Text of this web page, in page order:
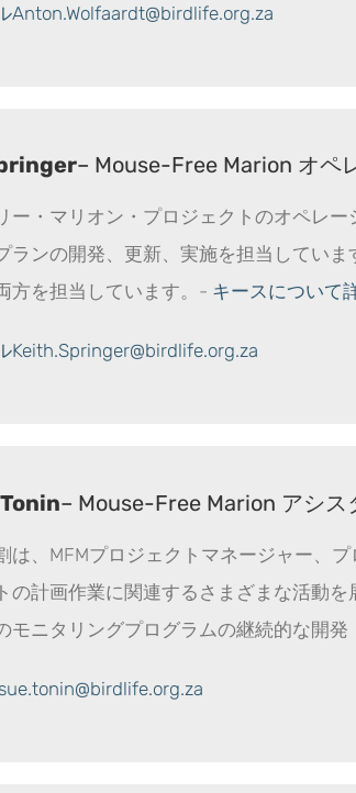
Anton.Wolfaardt@birdlife.org.za
– Mouse-Free Marion オペ
ー・マリオン・プロジェクトのオペレ
ランの開発、更新、実施を担当してい
方を担当しています。- キースについて
Keith.Springer@birdlife.org.za
– Mouse-Free Marion アシ
は、MFMプロジェクトマネージャー、
の計画作業に関連するさまざまな活動
モニタリングプログラムの継続的な開